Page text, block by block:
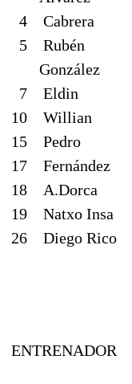
4
Cabrera
5
Rubén
González
7
Eldin
10
Willian
15
Pedro
17
Fernández
18
A.Dorca
19
Natxo Insa
26
Diego Rico
ENTRENADOR